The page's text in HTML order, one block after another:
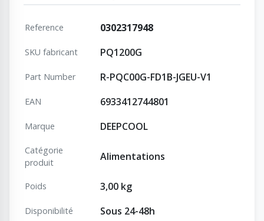
Reference 0302317948
SKU fabricant PQ1200G
Part Number R-PQC00G-FD1B-JGEU-V1
EAN 6933412744801
Marque DEEPCOOL
Catégorie
produit
Alimentations
Poids 3,00 kg
Disponibilité Sous 24-48h